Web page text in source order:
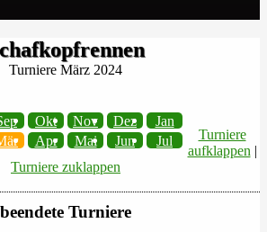
Turniere März 2024
Okt Nov Dez
Jan
Apr Mai Jun Jul
Turniere
aufklappen |
Turniere zuklappen
beendete Turniere